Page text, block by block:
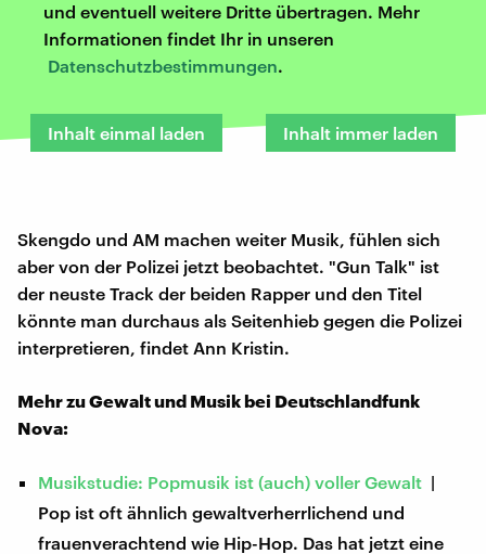
und eventuell weitere Dritte übertragen. Mehr
Informationen findet Ihr in unseren
Datenschutzbestimmungen.
Inhalt einmal laden Inhalt immer laden
Skengdo und AM machen weiter Musik, fühlen sich
aber von der Polizei jetzt beobachtet. "Gun Talk" ist
der neuste Track der beiden Rapper und den Titel
könnte man durchaus als Seitenhieb gegen die Polizei
interpretieren, findet Ann Kristin.
Mehr zu Gewalt und Musik bei Deutschlandfunk
Nova:
Musikstudie: Popmusik ist (auch) voller Gewalt |
Pop ist oft ähnlich gewaltverherrlichend und
frauenverachtend wie Hip-Hop. Das hat jetzt eine